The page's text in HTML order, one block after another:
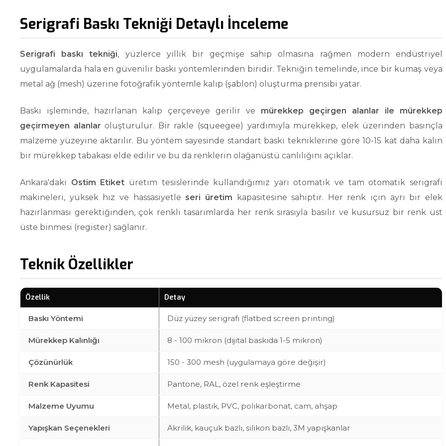
Serigrafi Baskı Tekniği Detaylı İnceleme
Serigrafi baskı tekniği, yüzlerce yıllık bir geçmişe sahip olmasına rağmen modern endüstriyel
uygulamalarda hala en güvenilir baskı yöntemlerinden biridir. Tekniğin temelinde, ince bir kumaş veya
metal ağ (mesh) üzerine fotoğrafik yöntemle kalıp (şablon) oluşturma prensibi yatar.
Baskı işleminde, hazırlanan kalıp çerçeveye gerilir ve mürekkep geçirgen alanlar ile mürekkep
geçirmeyen alanlar oluşturulur. Bir rakle (squeegee) yardımıyla mürekkep, elek üzerinden basınçla
malzeme yüzeyine aktarılır. Bu yöntem sayesinde standart baskı tekniklerine göre 10-15 kat daha kalın
bir mürekkep tabakası elde edilir ve bu da renklerin olağanüstü canlılığını açıklar.
Ankara'daki Ostim Etiket üretim tesislerinde kullandığımız yarı otomatik ve tam otomatik serigrafi
makineleri, yüksek hız ve hassasiyetle seri üretim kapasitesine sahiptir. Her renk için ayrı bir elek
hazırlanması gerektiğinden, çok renkli tasarımlarda her renk sırasıyla basılır ve kusursuz bir renk üst
üste binmesi (register) sağlanır.
Teknik Özellikler
Özellik Detay
Baskı Yöntemi Düz yüzey serigrafi (flatbed screen printing)
Mürekkep Kalınlığı 8 - 100 mikron (dijital baskıda 1-5 mikron)
Çözünürlük 150 - 300 mesh (uygulamaya göre değişir)
Renk Kapasitesi Pantone, RAL, özel renk eşleştirme
Malzeme Uyumu Metal, plastik, PVC, polikarbonat, cam, ahşap
Yapışkan Seçenekleri Akrilik, kauçuk bazlı, silikon bazlı, 3M yapışkanlar